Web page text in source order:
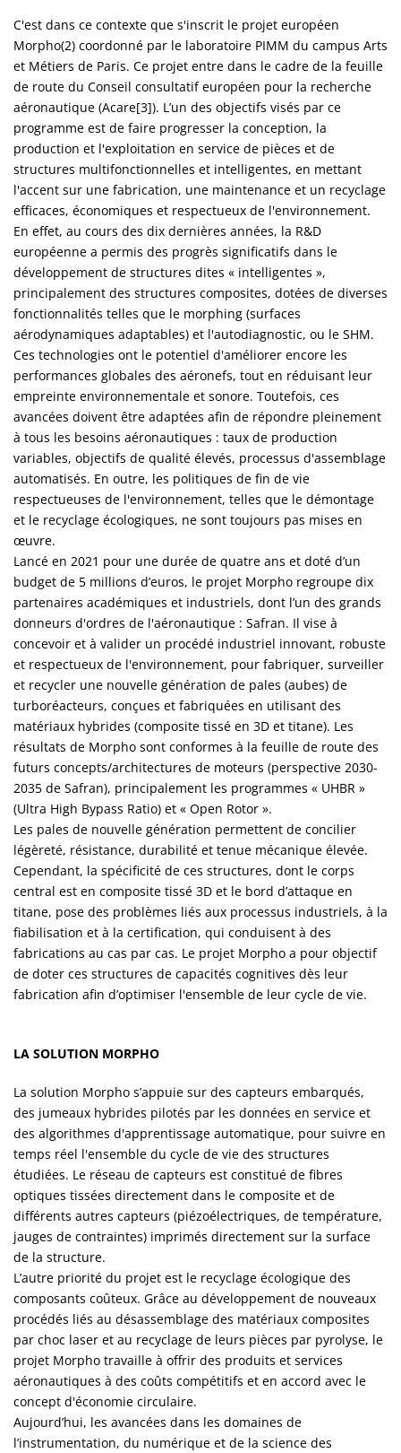
C'est dans ce contexte que s'inscrit le projet européen
Morpho(2) coordonné par le laboratoire PIMM du campus Arts
et Métiers de Paris. Ce projet entre dans le cadre de la feuille
de route du Conseil consultatif européen pour la recherche
aéronautique (Acare[3]). L’un des objectifs visés par ce
programme est de faire progresser la conception, la
production et l'exploitation en service de pièces et de
structures multifonctionnelles et intelligentes, en mettant
l'accent sur une fabrication, une maintenance et un recyclage
efficaces, économiques et respectueux de l'environnement.
En effet, au cours des dix dernières années, la R&D
européenne a permis des progrès significatifs dans le
développement de structures dites « intelligentes »,
principalement des structures composites, dotées de diverses
fonctionnalités telles que le morphing (surfaces
aérodynamiques adaptables) et l'autodiagnostic, ou le SHM.
Ces technologies ont le potentiel d'améliorer encore les
performances globales des aéronefs, tout en réduisant leur
empreinte environnementale et sonore. Toutefois, ces
avancées doivent être adaptées afin de répondre pleinement
à tous les besoins aéronautiques : taux de production
variables, objectifs de qualité élevés, processus d'assemblage
automatisés. En outre, les politiques de fin de vie
respectueuses de l'environnement, telles que le démontage
et le recyclage écologiques, ne sont toujours pas mises en
œuvre.
Lancé en 2021 pour une durée de quatre ans et doté d’un
budget de 5 millions d’euros, le projet Morpho regroupe dix
partenaires académiques et industriels, dont l’un des grands
donneurs d'ordres de l'aéronautique : Safran. Il vise à
concevoir et à valider un procédé industriel innovant, robuste
et respectueux de l'environnement, pour fabriquer, surveiller
et recycler une nouvelle génération de pales (aubes) de
turboréacteurs, conçues et fabriquées en utilisant des
matériaux hybrides (composite tissé en 3D et titane). Les
résultats de Morpho sont conformes à la feuille de route des
futurs concepts/architectures de moteurs (perspective 2030-
2035 de Safran), principalement les programmes « UHBR »
(Ultra High Bypass Ratio) et « Open Rotor ».
Les pales de nouvelle génération permettent de concilier
légèreté, résistance, durabilité et tenue mécanique élevée.
Cependant, la spécificité de ces structures, dont le corps
central est en composite tissé 3D et le bord d’attaque en
titane, pose des problèmes liés aux processus industriels, à la
fiabilisation et à la certification, qui conduisent à des
fabrications au cas par cas. Le projet Morpho a pour objectif
de doter ces structures de capacités cognitives dès leur
fabrication afin d’optimiser l'ensemble de leur cycle de vie.
LA SOLUTION MORPHO
La solution Morpho s’appuie sur des capteurs embarqués,
des jumeaux hybrides pilotés par les données en service et
des algorithmes d'apprentissage automatique, pour suivre en
temps réel l'ensemble du cycle de vie des structures
étudiées. Le réseau de capteurs est constitué de fibres
optiques tissées directement dans le composite et de
différents autres capteurs (piézoélectriques, de température,
jauges de contraintes) imprimés directement sur la surface
de la structure.
L’autre priorité du projet est le recyclage écologique des
composants coûteux. Grâce au développement de nouveaux
procédés liés au désassemblage des matériaux composites
par choc laser et au recyclage de leurs pièces par pyrolyse, le
projet Morpho travaille à offrir des produits et services
aéronautiques à des coûts compétitifs et en accord avec le
concept d'économie circulaire.
Aujourd’hui, les avancées dans les domaines de
l’instrumentation, du numérique et de la science des